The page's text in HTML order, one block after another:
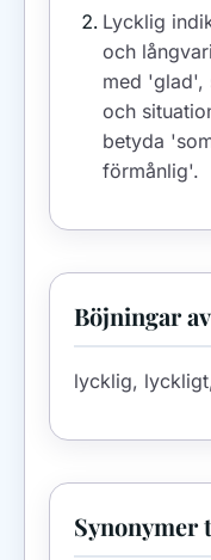
Lycklig
och
med 'glad',
och
betyda
förmånlig'.
Böjningar
lycklig,